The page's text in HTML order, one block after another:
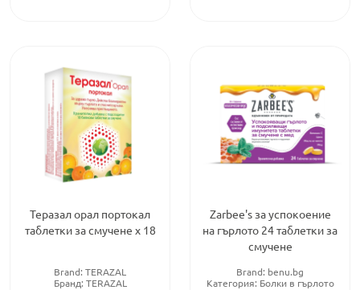
Теразал орал портокал
таблетки за смучене х 18
Brand: TERAZAL
Бранд: TERAZAL
Zarbee's за успокоение
на гърлото 24 таблетки за
смучене
Brand: benu.bg
Категория: Болки в гърлото